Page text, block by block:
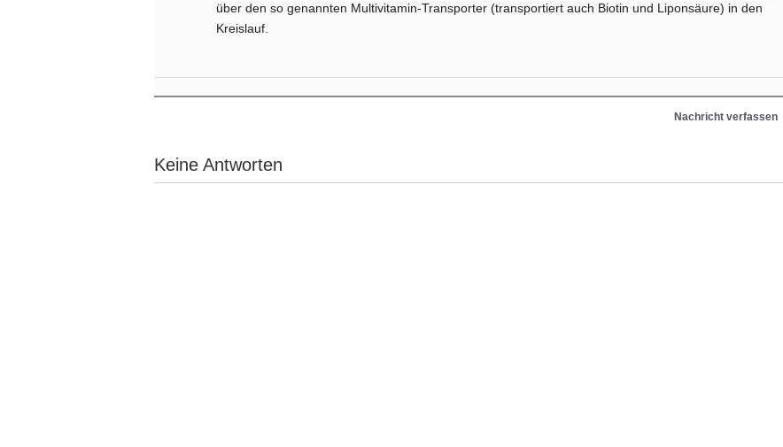
über den so genannten Multivitamin-Transporter (transportiert auch Biotin und Liponsäure) in den
Kreislauf.
Nachricht verfassen
Keine Antworten